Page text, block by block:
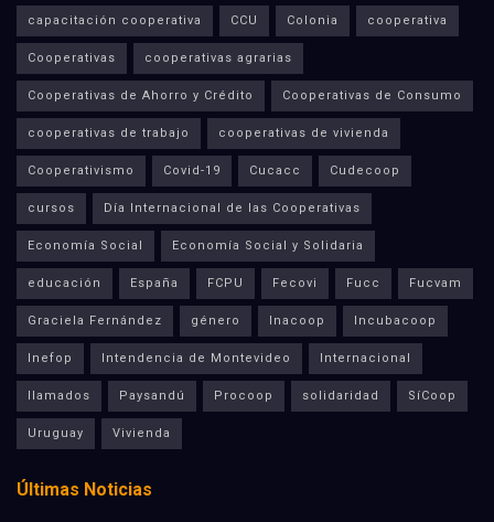
capacitación cooperativa CCU Colonia cooperativa
Cooperativas cooperativas agrarias
Cooperativas de Ahorro y Crédito Cooperativas de Consumo
cooperativas de trabajo cooperativas de vivienda
Cooperativismo Covid-19 Cucacc Cudecoop
cursos Día Internacional de las Cooperativas
Economía Social Economía Social y Solidaria
educación España FCPU Fecovi Fucc Fucvam
Graciela Fernández género Inacoop Incubacoop
Inefop Intendencia de Montevideo Internacional
llamados Paysandú Procoop solidaridad SíCoop
Uruguay Vivienda
Últimas Noticias